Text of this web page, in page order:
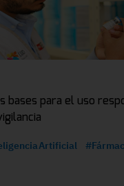
bases para el uso